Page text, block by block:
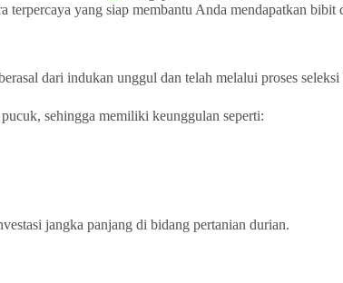
terpercaya yang siap membantu Anda mendapatkan
dari indukan unggul dan telah melalui proses seleksi
sehingga memiliki keunggulan seperti:
jangka panjang di bidang pertanian durian.